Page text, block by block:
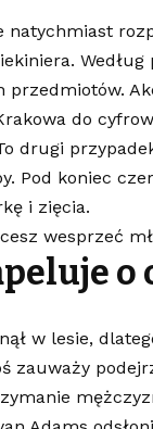
natychmiast
przedmiotów.
do
drugi
Pod koniec
i zięcia.
wesprzeć
o
w lesie,
zauważy